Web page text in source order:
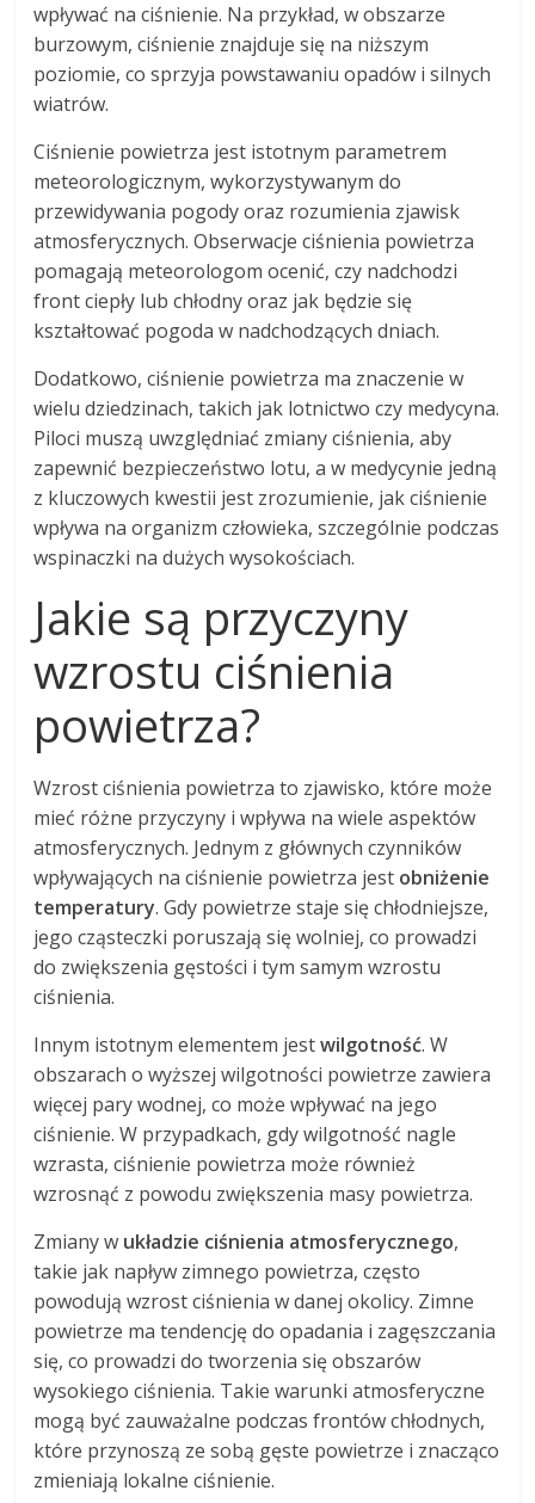
wpływać na ciśnienie. Na przykład, w obszarze
burzowym, ciśnienie znajduje się na niższym
poziomie, co sprzyja powstawaniu opadów i silnych
wiatrów.
Ciśnienie powietrza jest istotnym parametrem
meteorologicznym, wykorzystywanym do
przewidywania pogody oraz rozumienia zjawisk
atmosferycznych. Obserwacje ciśnienia powietrza
pomagają meteorologom ocenić, czy nadchodzi
front ciepły lub chłodny oraz jak będzie się
kształtować pogoda w nadchodzących dniach.
Dodatkowo, ciśnienie powietrza ma znaczenie w
wielu dziedzinach, takich jak lotnictwo czy medycyna.
Piloci muszą uwzględniać zmiany ciśnienia, aby
zapewnić bezpieczeństwo lotu, a w medycynie jedną
z kluczowych kwestii jest zrozumienie, jak ciśnienie
wpływa na organizm człowieka, szczególnie podczas
wspinaczki na dużych wysokościach.
Jakie są przyczyny
wzrostu ciśnienia
powietrza?
Wzrost ciśnienia powietrza to zjawisko, które może
mieć różne przyczyny i wpływa na wiele aspektów
atmosferycznych. Jednym z głównych czynników
wpływających na ciśnienie powietrza jest obniżenie
temperatury. Gdy powietrze staje się chłodniejsze,
jego cząsteczki poruszają się wolniej, co prowadzi
do zwiększenia gęstości i tym samym wzrostu
ciśnienia.
Innym istotnym elementem jestwilgotność. W
obszarach o wyższej wilgotności powietrze zawiera
więcej pary wodnej, co może wpływać na jego
ciśnienie. W przypadkach, gdy wilgotność nagle
wzrasta, ciśnienie powietrza może również
wzrosnąć z powodu zwiększenia masy powietrza.
Zmiany w układzie ciśnienia atmosferycznego,
takie jak napływ zimnego powietrza, często
powodują wzrost ciśnienia w danej okolicy. Zimne
powietrze ma tendencję do opadania i zagęszczania
się, co prowadzi do tworzenia się obszarów
wysokiego ciśnienia. Takie warunki atmosferyczne
mogą być zauważalne podczas frontów chłodnych,
które przynoszą ze sobą gęste powietrze i znacząco
zmieniają lokalne ciśnienie.